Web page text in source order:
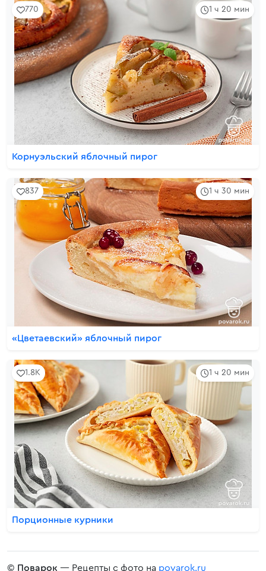
1 ч 20 мин
770
Корнуэльский яблочный пирог
1 ч 30 мин
837
«Цветаевский» яблочный пирог
1 ч 20 мин
1.8K
Порционные курники
© Поварок — Рецепты с фото на povarok.ru